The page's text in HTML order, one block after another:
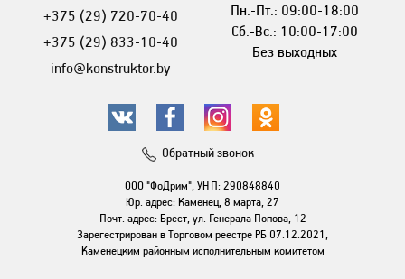
+375 (29) 720-70-40
+375 (29) 833-10-40
info@konstruktor.by
Пн.-Пт.: 09:00-18:00
Сб.-Вс.: 10:00-17:00
Без выходных
Обратный звонок
ООО "ФоДрим", УНП: 290848840
Юр. адрес: Каменец, 8 марта, 27
Почт. адрес: Брест, ул. Генерала Попова, 12
Зарегестрирован в Торговом реестре РБ 07.12.2021,
Каменецким районным исполнительным комитетом